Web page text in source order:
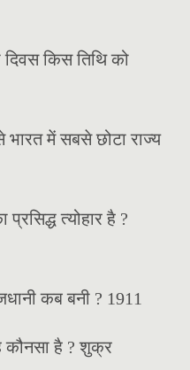
दिवस किस तिथि को
भारत में सबसे छोटा राज्य
त्योहार है ?
कब बनी ? 1911
कौनसा है ? शुक्र